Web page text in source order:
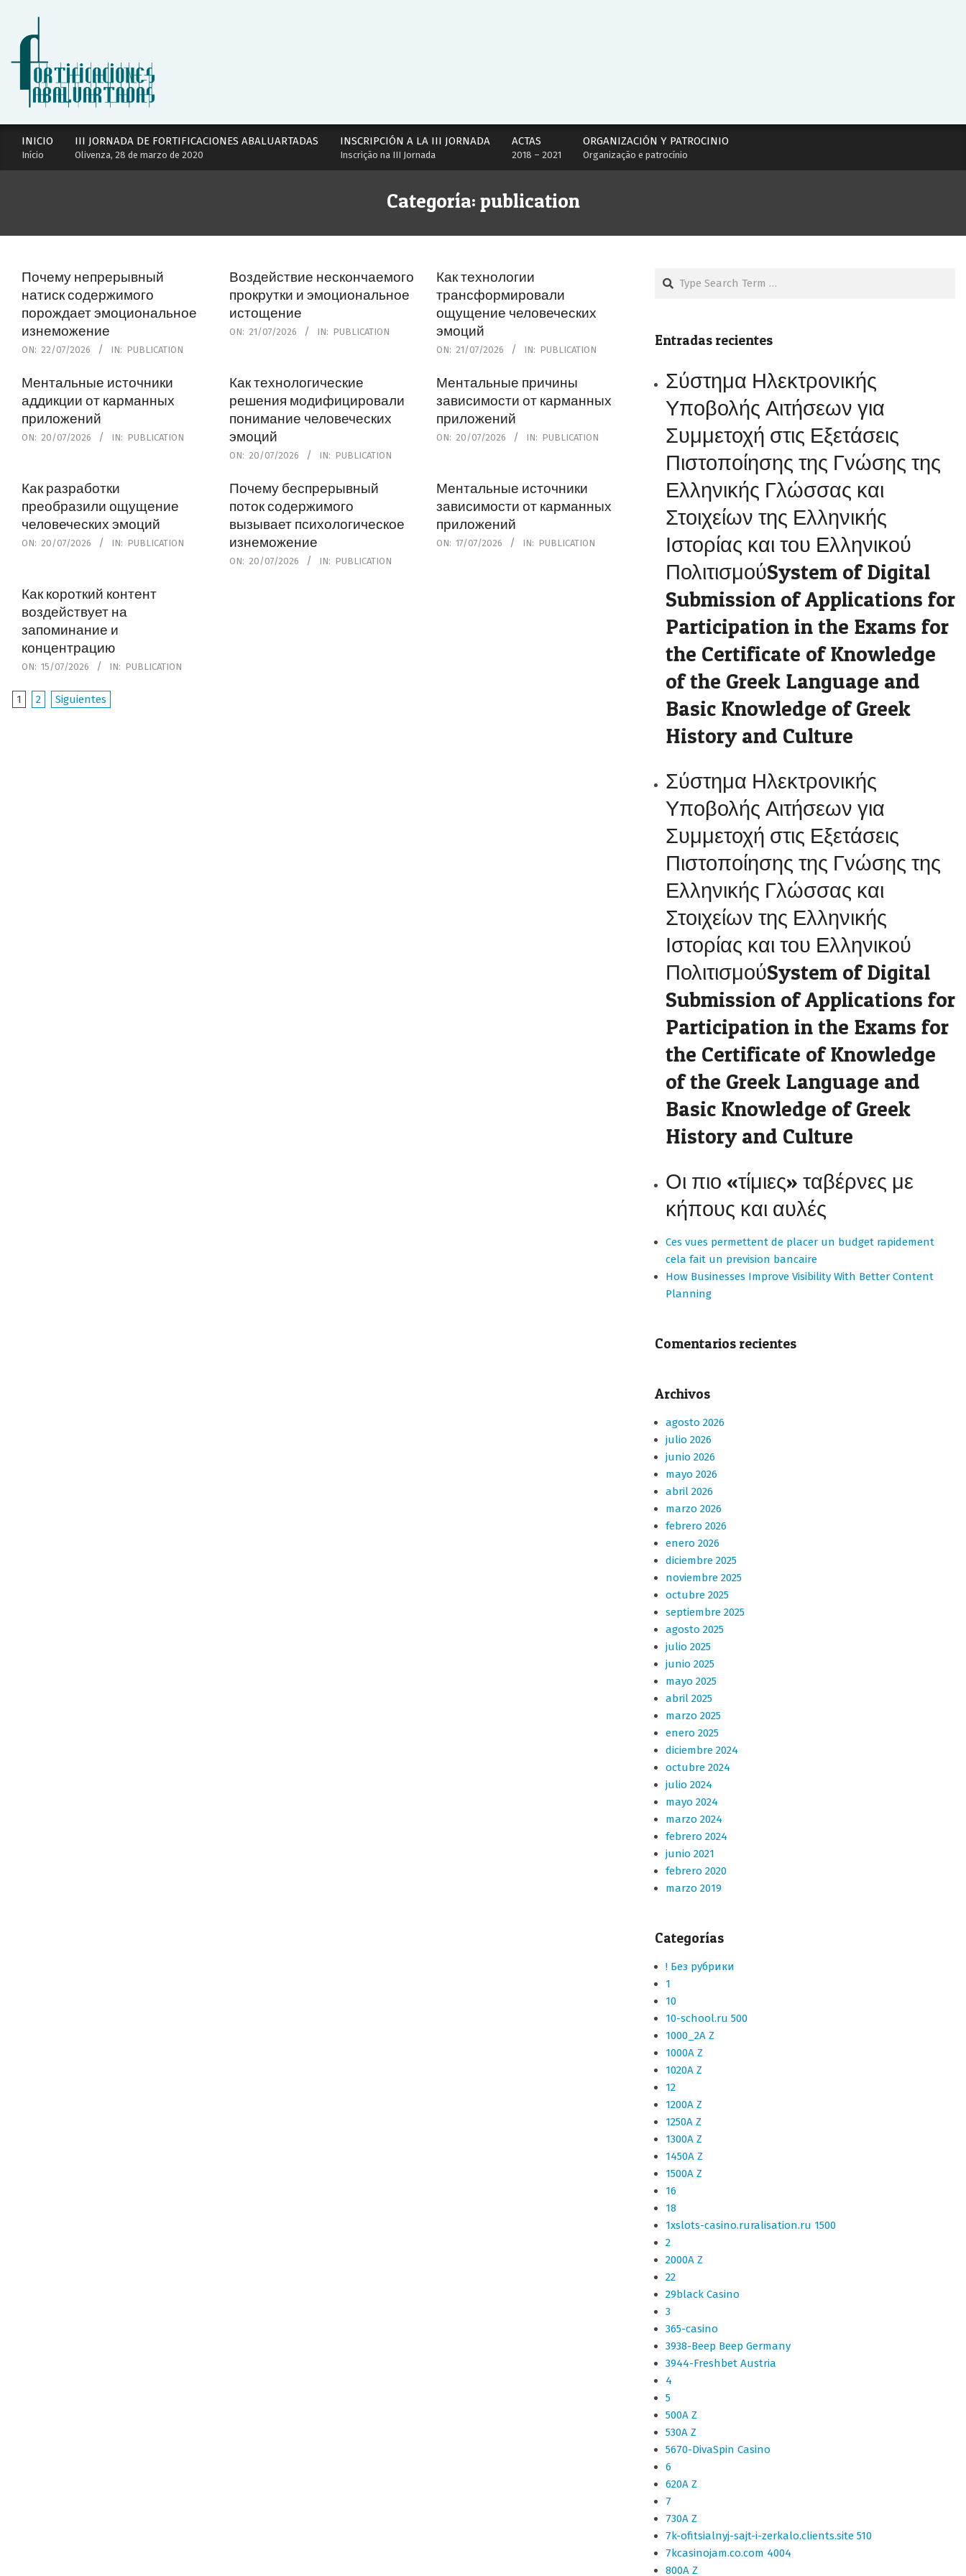
content
Navigation
Menu
INICIO
Início
III JORNADA DE FORTIFICACIONES ABALUARTADAS
Olivenza, 28 de marzo de 2020
INSCRIPCIÓN A LA III JORNADA
Inscrição na III Jornada
ACTAS
2018 – 2021
ORGANIZACIÓN Y PATROCINIO
Organização e patrocínio
Categoría: publication
Почему непрерывный
натиск содержимого
порождает эмоциональное
изнеможение
2026-
22
ON: 22/07/2026 IN: PUBLICATION
Воздействие нескончаемого
прокрутки и эмоциональное
истощение
2026-
ON: 21/07/2026 IN: PUBLICATION
Как технологии
трансформировали
ощущение человеческих
эмоций
2026-
21
ON: 21/07/2026 IN: PUBLICATION
Ментальные источники
аддикции от карманных
приложений
2026-
ON: 20/07/2026 IN: PUBLICATION
Как технологические
решения модифицировали
понимание человеческих
эмоций
2026-
20
ON: 20/07/2026 IN: PUBLICATION
Ментальные причины
зависимости от карманных
приложений
2026-
ON: 20/07/2026 IN: PUBLICATION
Как разработки
преобразили ощущение
человеческих эмоций
2026-
ON: 20/07/2026 IN: PUBLICATION
Почему беспрерывный
поток содержимого
вызывает психологическое
изнеможение
2026-
ON: 20/07/2026 IN: PUBLICATION
Ментальные источники
зависимости от карманных
приложений
2026-
ON: 17/07/2026 IN: PUBLICATION
Как короткий контент
воздействует на
запоминание и
концентрацию
2026-
ON: 15/07/2026 IN: PUBLICATION
1 2 Siguientes
Search
Entradas recientes
Σύστημα Ηλεκτρονικής
Υποβολής Αιτήσεων για
Συμμετοχή στις Εξετάσεις
Πιστοποίησης της Γνώσης της
Ελληνικής Γλώσσας και
Στοιχείων της Ελληνικής
Ιστορίας και του Ελληνικού
ΠολιτισμούSystem of Digital
Submission of Applications for
Participation in the Exams for
the Certificate of Knowledge
of the Greek Language and
Basic Knowledge of Greek
History and Culture
Σύστημα Ηλεκτρονικής
Υποβολής Αιτήσεων για
Συμμετοχή στις Εξετάσεις
Πιστοποίησης της Γνώσης της
Ελληνικής Γλώσσας και
Στοιχείων της Ελληνικής
Ιστορίας και του Ελληνικού
ΠολιτισμούSystem of Digital
Submission of Applications for
Participation in the Exams for
the Certificate of Knowledge
of the Greek Language and
Basic Knowledge of Greek
History and Culture
Οι πιο «τίμιες» ταβέρνες με
κήπους και αυλές
Ces vues permettent de placer un budget rapidement
cela fait un prevision bancaire
How Businesses Improve Visibility With Better Content
Planning
Comentarios recientes
Archivos
agosto 2026
julio 2026
junio 2026
mayo 2026
abril 2026
marzo 2026
febrero 2026
enero 2026
diciembre 2025
noviembre 2025
octubre 2025
septiembre 2025
agosto 2025
julio 2025
junio 2025
mayo 2025
abril 2025
marzo 2025
enero 2025
diciembre 2024
octubre 2024
julio 2024
mayo 2024
marzo 2024
febrero 2024
junio 2021
febrero 2020
marzo 2019
Categorías
! Без рубрики
1
10
10-school.ru 500
1000_2A Z
1000A Z
1020A Z
12
1200A Z
1250A Z
1300A Z
1450A Z
1500A Z
16
18
1xslots-casino.ruralisation.ru 1500
2
2000A Z
22
29black Casino
3
365-casino
3938-Beep Beep Germany
3944-Freshbet Austria
4
5
500A Z
530A Z
5670-DivaSpin Casino
6
620A Z
7
730A Z
7k-ofitsialnyj-sajt-i-zerkalo.clients.site 510
7kcasinojam.co.com 4004
800A Z